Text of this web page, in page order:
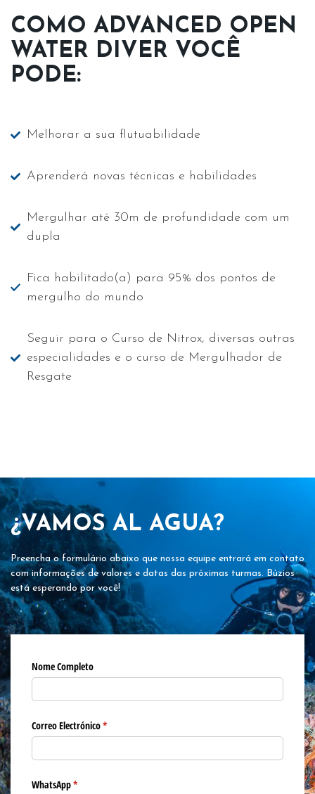
COMO ADVANCED OPEN
WATER DIVER VOCÊ
PODE:
Melhorar a sua flutuabilidade
Aprenderá novas técnicas e habilidades
Mergulhar até 30m de profundidade com um
dupla
Fica habilitado(a) para 95% dos pontos de
mergulho do mundo
Seguir para o Curso de Nitrox, diversas outras
especialidades e o curso de Mergulhador de
Resgate
¿VAMOS AL AGUA?
Preencha o formulário abaixo que nossa equipe entrará em contato
com informações de valores e datas das próximas turmas. Búzios
está esperando por você!
Nome Completo
Correo Electrónico*
(obrigatório)
WhatsApp*
(obrigatório)